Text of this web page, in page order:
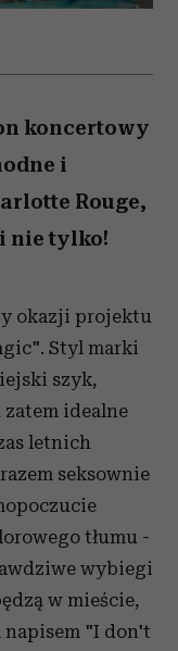
koncertowy
i
Rouge,
nie tylko!
okazji projektu
Styl marki
szyk,
zatem idealne
letnich
seksownie
tłumu -
wybiegi
w mieście,
"I don't